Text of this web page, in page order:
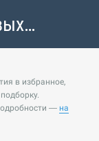
в избранное,
— на